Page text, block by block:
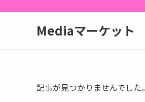
Mediaマーケット
記事が見つかりませんでした。